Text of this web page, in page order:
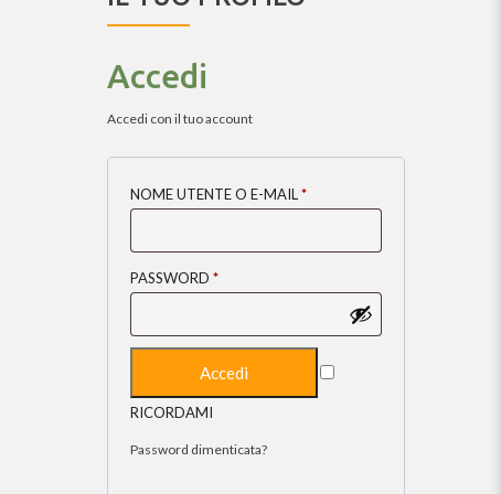
Accedi
Accedi con il tuo account
NOME UTENTE O E-MAIL*
PASSWORD *
RICORDAMI
Password dimenticata?